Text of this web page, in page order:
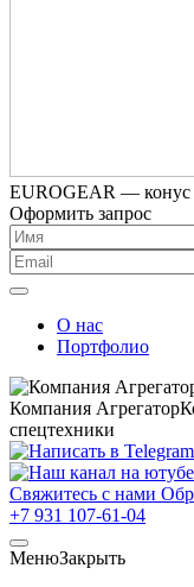
EUROGEAR — конус
Оформить запрос
О нас
Портфолио
Компания Агрегатор
спецтехники
Свяжитесь с нами
+7 931 107-61-04
МенюЗакрыть